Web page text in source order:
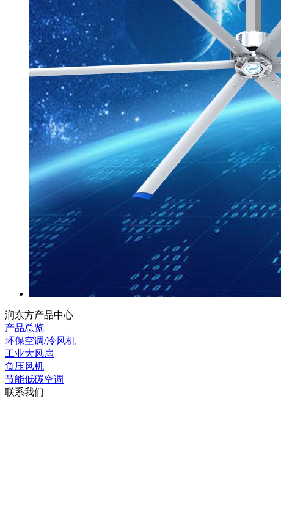
润东方产品中心
产品总览
环保空调/冷风机
工业大风扇
负压风机
节能低碳空调
联系我们